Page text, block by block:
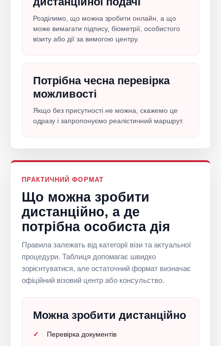
Розділимо, що можна зробити онлайн, а що
може вимагати підпису, біометрії, особистого
візиту або дії за вимогою центру.
Потрібна чесна перевірка
можливості
Якщо без присутності не можна, скажемо це
одразу і запропонуємо реалістичний маршрут.
ПРАКТИЧНИЙ ФОРМАТ
Що можна зробити
дистанційно, а де
потрібна особиста дія
Правила залежать від категорії візи та актуальної
процедури. Таблиця допомагає швидко
зорієнтуватися, але остаточний формат визначає
офіційний візовий центр або консульство.
Можна зробити дистанційно
Перевірка документів